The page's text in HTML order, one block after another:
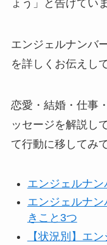
ょう」と告げてい
エンジェルナンバ
を詳しくお伝えし
恋愛・結婚・仕事
ッセージを解説し
て行動に移してみ
エンジェルナン
エンジェルナ
きこと3つ
【状況別】エ